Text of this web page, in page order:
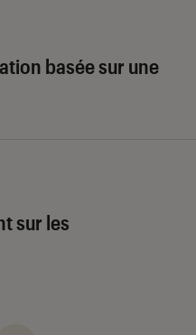
basée sur une
sur les